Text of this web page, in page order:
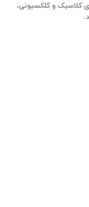
کلاسیک و کلکسیونی،